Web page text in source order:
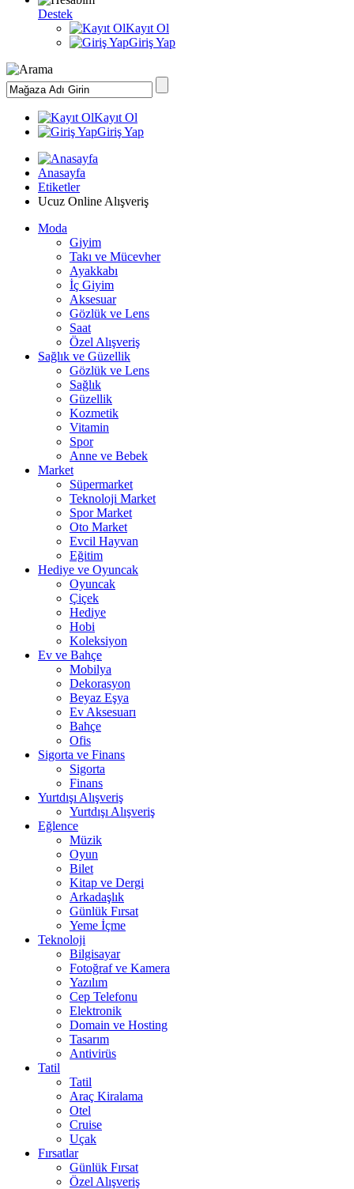
Destek
Kayıt Ol
Giriş Yap
Kayıt Ol
Giriş Yap
Anasayfa
Etiketler
Ucuz Online Alışveriş
Moda
Giyim
Takı ve Mücevher
Ayakkabı
İç Giyim
Aksesuar
Gözlük ve Lens
Saat
Özel Alışveriş
Sağlık ve Güzellik
Gözlük ve Lens
Sağlık
Güzellik
Kozmetik
Vitamin
Spor
Anne ve Bebek
Market
Süpermarket
Teknoloji Market
Spor Market
Oto Market
Evcil Hayvan
Eğitim
Hediye ve Oyuncak
Oyuncak
Çiçek
Hediye
Hobi
Koleksiyon
Ev ve Bahçe
Mobilya
Dekorasyon
Beyaz Eşya
Ev Aksesuarı
Bahçe
Ofis
Sigorta ve Finans
Sigorta
Finans
Yurtdışı Alışveriş
Yurtdışı Alışveriş
Eğlence
Müzik
Oyun
Bilet
Kitap ve Dergi
Arkadaşlık
Günlük Fırsat
Yeme İçme
Teknoloji
Bilgisayar
Fotoğraf ve Kamera
Yazılım
Cep Telefonu
Elektronik
Domain ve Hosting
Tasarım
Antivirüs
Tatil
Tatil
Araç Kiralama
Otel
Cruise
Uçak
Fırsatlar
Günlük Fırsat
Özel Alışveriş